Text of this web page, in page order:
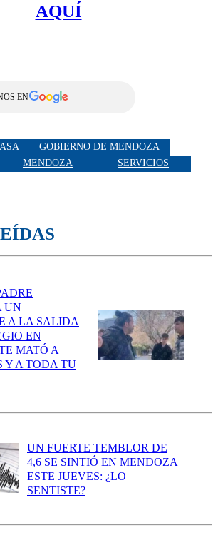
AQUÍ
EN
GOBIERNO DE MENDOZA
MENDOZA SERVICIOS
UN
A LA SALIDA
EN
MATÓ A
Y A TODA TU
UN FUERTE TEMBLOR DE
4,6 SE SINTIÓ EN MENDOZA
ESTE JUEVES: ¿LO
SENTISTE?